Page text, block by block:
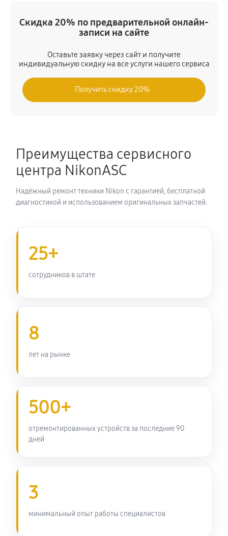
Устранение битых пикселей на CCD/CMOS матрице
4290 руб 60 минут
Замена платы отсека карты памяти
4180 руб 60 минут
Замена материнской платы
2530 руб 60 минут
Замена корпуса фотоаппарата Nikon Coolpix L105
2420 руб 60 минут
Замена контроллера питания
Замена фокусировочного экрана
Замена устройства стабилизации
Замена передней панели
2970 руб
Замена задней панели
Замена диска управления
Скидка 20% по предварительной онлайн-
записи на сайте
Оставьте заявку через сайт и получите
индивидуальную скидку на все услуги нашего сервиса
Получить скидку 20%
Преимущества сервисного
центра NikonASC
Надёжный ремонт техники Nikon с гарантией, бесплатной
диагностикой и использованием оригинальных запчастей.
25+
сотрудников в штате
8
лет на рынке
500+
отремонтированных устройств за последние 90
дней
3
минимальный опыт работы специалистов